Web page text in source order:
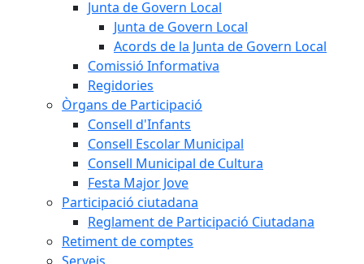
Junta de Govern Local
Junta de Govern Local
Acords de la Junta de Govern Local
Comissió Informativa
Regidories
Òrgans de Participació
Consell d'Infants
Consell Escolar Municipal
Consell Municipal de Cultura
Festa Major Jove
Participació ciutadana
Reglament de Participació Ciutadana
Retiment de comptes